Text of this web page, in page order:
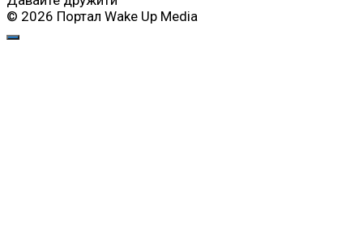
© 2026 Портал Wake Up Media